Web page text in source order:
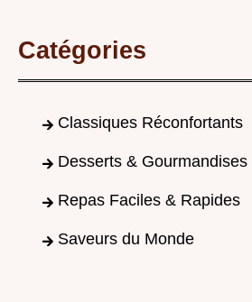
Catégories
Classiques Réconfortants
Desserts & Gourmandises
Repas Faciles & Rapides
Saveurs du Monde